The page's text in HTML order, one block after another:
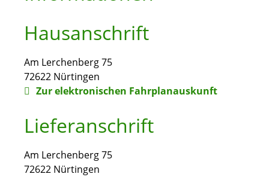
Hausanschrift
Am Lerchenberg 75
72622 Nürtingen
Zur elektronischen Fahrplanauskunft
Lieferanschrift
Am Lerchenberg 75
72622 Nürtingen